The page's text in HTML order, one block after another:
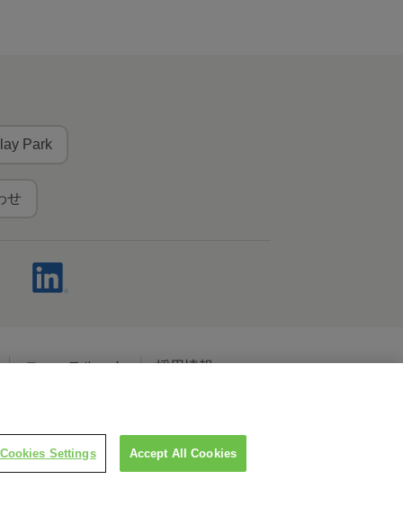
Park
せ
ニュースルーム 採用情報
Cookies Settings Accept All Cookies